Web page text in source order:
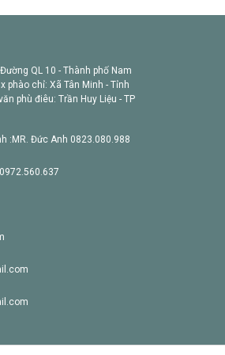
QL 10 - Thành phố Nam
phào chỉ: Xã Tân Minh - Tỉnh
phù điêu: Trần Huy Liệu - TP
:MR. Đức Anh 0823.080.988